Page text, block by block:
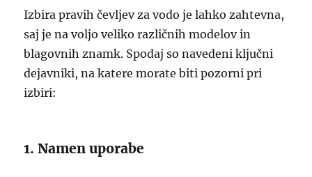
Izbira pravih čevljev za vodo je lahko zahtevna,
saj je na voljo veliko različnih modelov in
blagovnih znamk. Spodaj so navedeni ključni
dejavniki, na katere morate biti pozorni pri
izbiri:
1. Namen uporabe